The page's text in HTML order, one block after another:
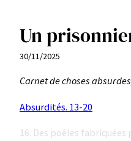
Aller
contenu
Un
30/11/2025
Carnet de choses
Absurdités. 13-20
16. Des poêles fabriquées